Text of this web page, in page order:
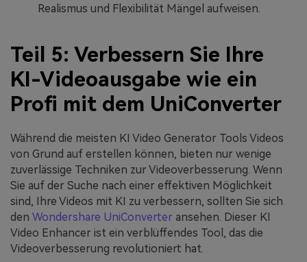
Realismus und Flexibilität Mängel aufweisen.
Teil 5: Verbessern Sie Ihre
KI-Videoausgabe wie ein
Profi mit dem UniConverter
Während die meisten KI Video Generator Tools Videos
von Grund auf erstellen können, bieten nur wenige
zuverlässige Techniken zur Videoverbesserung. Wenn
Sie auf der Suche nach einer effektiven Möglichkeit
sind, Ihre Videos mit KI zu verbessern, sollten Sie sich
den Wondershare UniConverter ansehen. Dieser KI
Video Enhancer ist ein verblüffendes Tool, das die
Videoverbesserung revolutioniert hat.